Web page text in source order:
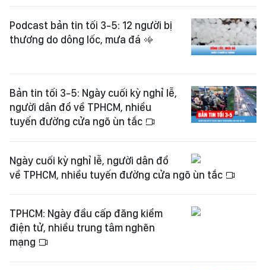
Podcast bản tin tối 3-5: 12 người bị
thương do dông lốc, mưa đá
Bản tin tối 3-5: Ngày cuối kỳ nghỉ lễ,
người dân đổ về TPHCM, nhiều
tuyến đường cửa ngõ ùn tắc
Ngày cuối kỳ nghỉ lễ, người dân đổ
về TPHCM, nhiều tuyến đường cửa ngõ ùn tắc
TPHCM: Ngày đầu cấp đăng kiểm
điện tử, nhiều trung tâm nghẽn
mạng